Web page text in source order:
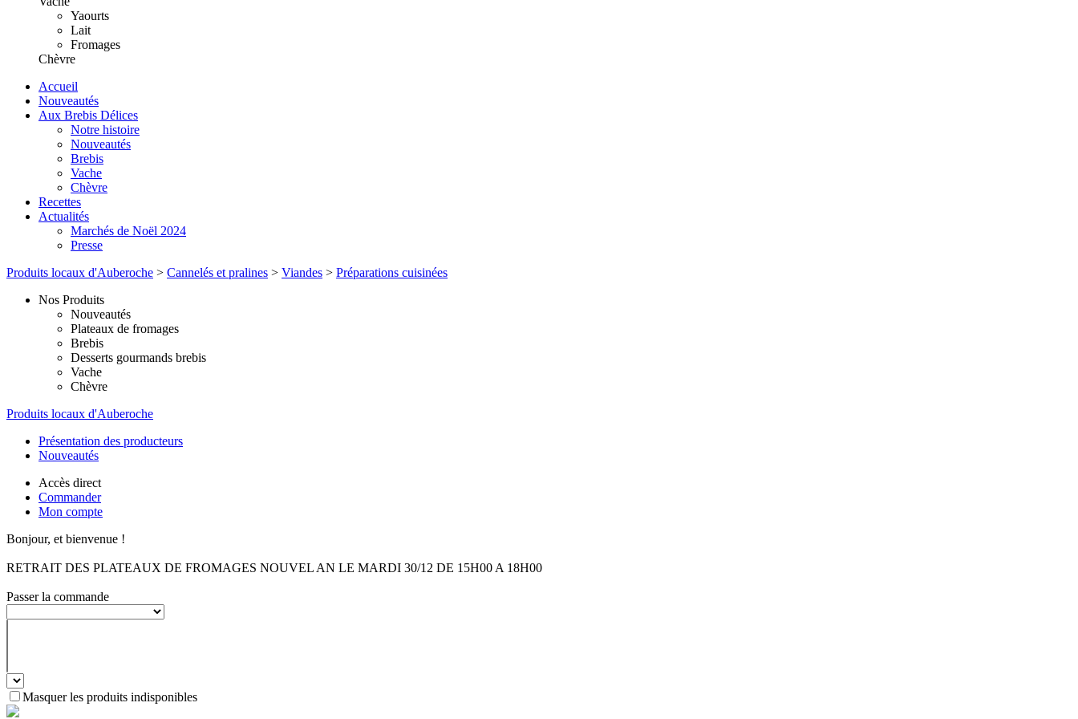
Yaourts
Lait
Fromages
Chèvre
Accueil
Nouveautés
Aux Brebis Délices
Notre histoire
Nouveautés
Brebis
Vache
Chèvre
Recettes
Actualités
Marchés de Noël 2024
Presse
Produits locaux d'Auberoche > Cannelés et pralines > Viandes > Préparations cuisinées
Nos Produits
Nouveautés
Plateaux de fromages
Brebis
Desserts gourmands brebis
Vache
Chèvre
Produits locaux d'Auberoche
Présentation des producteurs
Nouveautés
Accès direct
Commander
Mon compte
Bonjour, et bienvenue !
RETRAIT DES PLATEAUX DE FROMAGES NOUVEL AN LE MARDI 30/12 DE 15H00 A 18H00
Passer la commande
Masquer les produits indisponibles